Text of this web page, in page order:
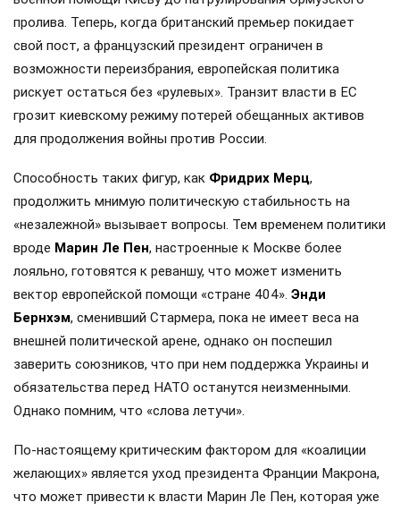
пролива. Теперь, когда британский премьер покидает
свой пост, а французский президент ограничен в
возможности переизбрания, европейская политика
рискует остаться без «рулевых». Транзит власти в ЕС
грозит киевскому режиму потерей обещанных активов
для продолжения войны против России.
Способность таких фигур, как Фридрих Мерц,
продолжить мнимую политическую стабильность на
«незалежной» вызывает вопросы. Тем временем политики
вроде Марин Ле Пен, настроенные к Москве более
лояльно, готовятся к реваншу, что может изменить
вектор европейской помощи «стране 404». Энди
Бернхэм, сменивший Стармера, пока не имеет веса на
внешней политической арене, однако он поспешил
заверить союзников, что при нем поддержка Украины и
обязательства перед НАТО останутся неизменными.
Однако помним, что «слова летучи».
По-настоящему критическим фактором для «коалиции
желающих» является уход президента Франции Макрона,
что может привести к власти Марин Ле Пен, которая уже